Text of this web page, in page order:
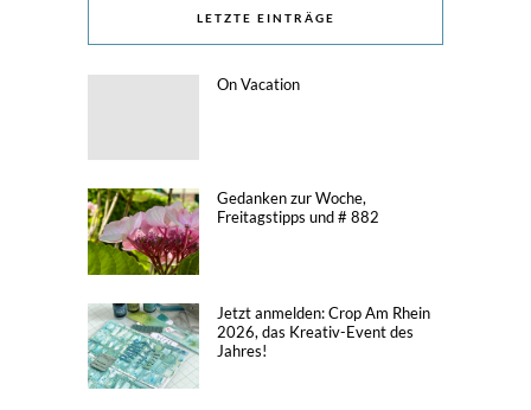
LETZTE EINTRÄGE
On Vacation
Gedanken zur Woche,
Freitagstipps und # 882
Jetzt anmelden: Crop Am Rhein
2026, das Kreativ-Event des
Jahres!